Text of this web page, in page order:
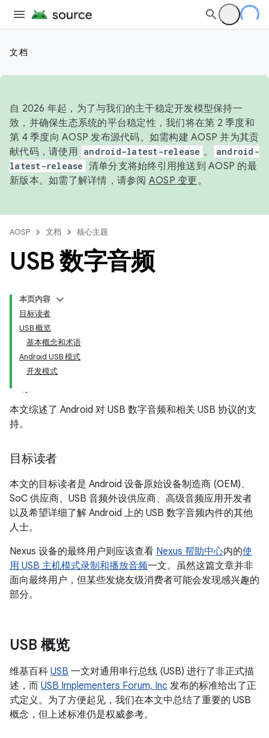
文档
自 2026 年起，为了与我们的主干稳定开发模型保持一
致，并确保生态系统的平台稳定性，我们将在第 2 季度和
第 4 季度向 AOSP 发布源代码。如需构建 AOSP 并为其贡
献代码，请使用 android-latest-release 。
android-
latest-release 清单分支将始终引用推送到 AOSP 的最
新版本。如需了解详情，请参阅 AOSP 变更。
AOSP 文档 核心主题
USB 数字音频
本页内容
目标读者
USB 概览
基本概念和术语
Android USB 模式
开发模式
本文综述了 Android 对 USB 数字音频和相关 USB 协议的支
持。
目标读者
本文的目标读者是 Android 设备原始设备制造商 (OEM)、
SoC 供应商、USB 音频外设供应商、高级音频应用开发者
以及希望详细了解 Android 上的 USB 数字音频内件的其他
人士。
Nexus 设备的最终用户则应该查看 Nexus 帮助中心内的使
用 USB 主机模式录制和播放音频一文。虽然这篇文章并非
面向最终用户，但某些发烧友级消费者可能会发现感兴趣的
部分。
USB 概览
维基百科 USB 一文对通用串行总线 (USB) 进行了非正式描
述，而 USB Implementers Forum, Inc 发布的标准给出了正
式定义。为了方便起见，我们在本文中总结了重要的 USB
概念，但上述标准仍是权威参考。